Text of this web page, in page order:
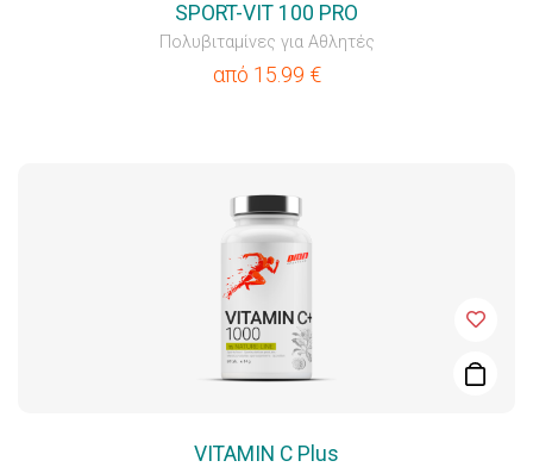
SPORT-VIT 100 PRO
Πολυβιταμίνες για Αθλητές
από 15.99 €
VITAMIN C Plus